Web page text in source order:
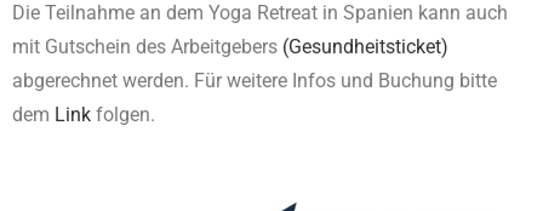
Die Teilnahme an dem Yoga Retreat in Spanien kann auch
mit Gutschein des Arbeitgebers (Gesundheitsticket)
abgerechnet werden. Für weitere Infos und Buchung bitte
dem Link folgen.